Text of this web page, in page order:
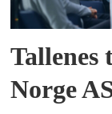
Tallenes
Norge